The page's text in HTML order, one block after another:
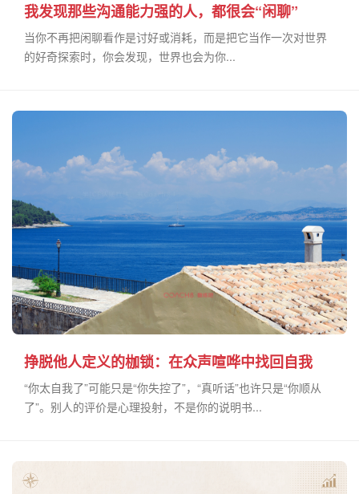
我发现那些沟通能力强的人，都很会“闲聊”
当你不再把闲聊看作是讨好或消耗，而是把它当作一次对世界
的好奇探索时，你会发现，世界也会为你...
挣脱他人定义的枷锁：在众声喧哗中找回自我
“你太自我了”可能只是“你失控了”，“真听话”也许只是“你顺从
了”。别人的评价是心理投射，不是你的说明书...